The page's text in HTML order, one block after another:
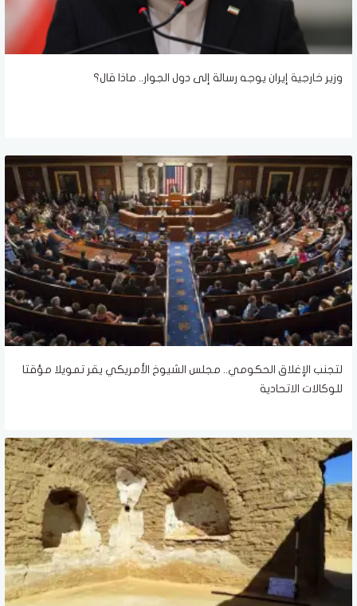
وزير خارجية إيران يوجه رسالة إلى دول الجوار.. ماذا قال؟
لتجنب الإغلاق الحكومي.. مجلس الشيوخ الأمريكي يقر تمويلا مؤقتا
للوكالات الاتحادية